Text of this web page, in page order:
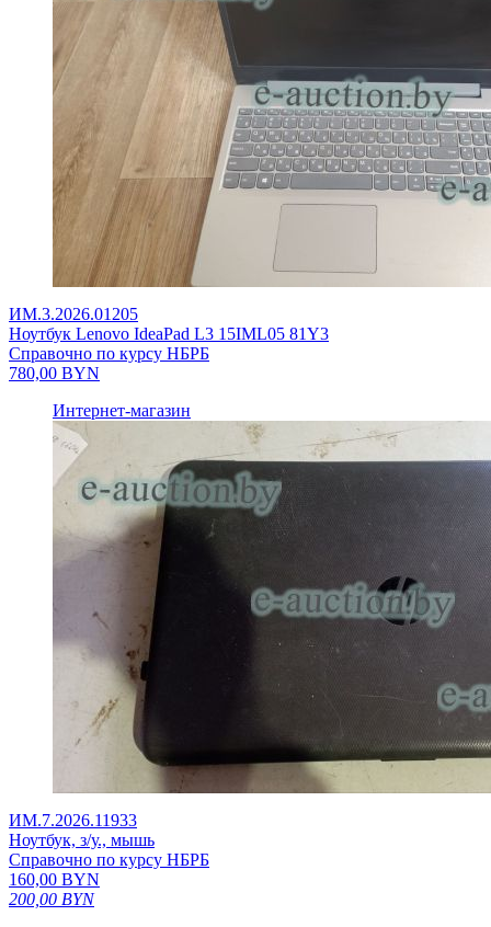
ИМ.3.2026.01205
Ноутбук Lenovo IdeaPad L3 15IML05 81Y3
Справочно по курсу НБРБ
780,00 BYN
Интернет-магазин
ИМ.7.2026.11933
Ноутбук, з/у., мышь
Справочно по курсу НБРБ
160,00 BYN
200,00 BYN